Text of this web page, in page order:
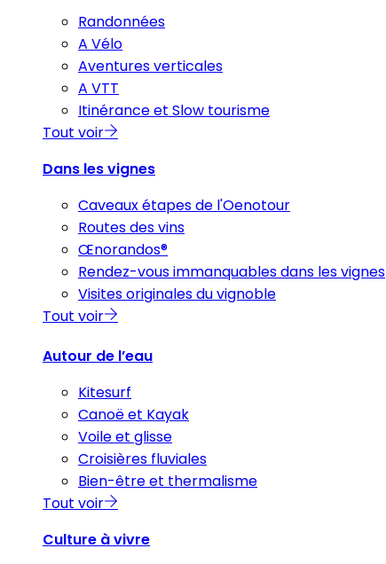
Randonnées
A Vélo
Aventures verticales
A VTT
Itinérance et Slow tourisme
Tout voir
Dans les vignes
Caveaux étapes de l'Oenotour
Routes des vins
Œnorandos®
Rendez-vous immanquables dans les vignes
Visites originales du vignoble
Tout voir
Autour de l’eau
Kitesurf
Canoë et Kayak
Voile et glisse
Croisières fluviales
Bien-être et thermalisme
Tout voir
Culture à vivre